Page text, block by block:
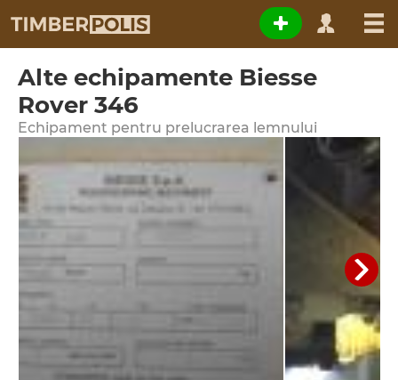
Alte echipamente Biesse
Rover 346
Echipament pentru prelucrarea lemnului